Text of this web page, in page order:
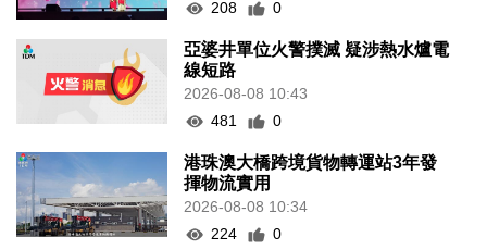
208
0
亞婆井單位火警撲滅 疑涉熱水爐電
線短路
2026-08-08 10:43
481
0
港珠澳大橋跨境貨物轉運站3年發
揮物流實用
2026-08-08 10:34
224
0